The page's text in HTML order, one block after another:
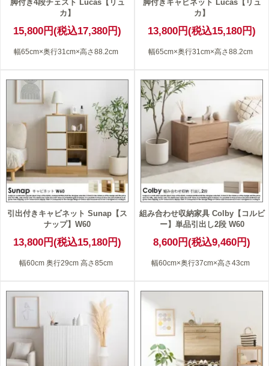
脚付き4段チェスト Lucas【リュ
カ】
15,800円(税込17,380円)
幅65cm×奥行31cm×高さ88.2cm
脚付きキャビネット Lucas【リュ
カ】
13,800円(税込15,180円)
幅65cm×奥行31cm×高さ88.2cm
引出付きキャビネット Sunap【ス
ナップ】W60
13,800円(税込15,180円)
幅60cm 奥行29cm 高さ85cm
組み合わせ収納家具 Colby【コルビ
ー】単品引出し2段 W60
8,600円(税込9,460円)
幅60cm×奥行37cm×高さ43cm